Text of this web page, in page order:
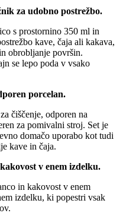
za udobno postrežbo.
s prostornino 350 ml in
kave, čaja ali kakava,
obrobljanje površin.
se lepo poda v vsako
porcelan.
čiščenje, odporen na
za pomivalni stroj. Set je
domačo uporabo kot tudi
kave in čaja.
v enem izdelku.
in kakovost v enem
izdelku, ki popestri vsak